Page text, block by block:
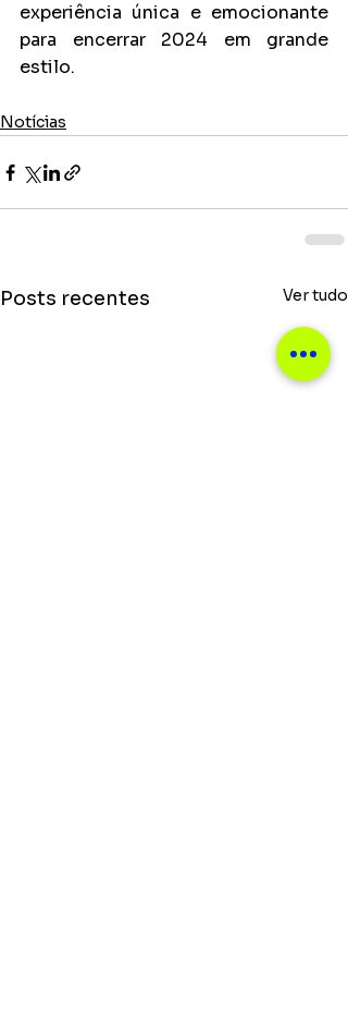
experiência única e emocionante
para encerrar 2024 em grande
estilo.
Notícias
Posts recentes Ver tudo